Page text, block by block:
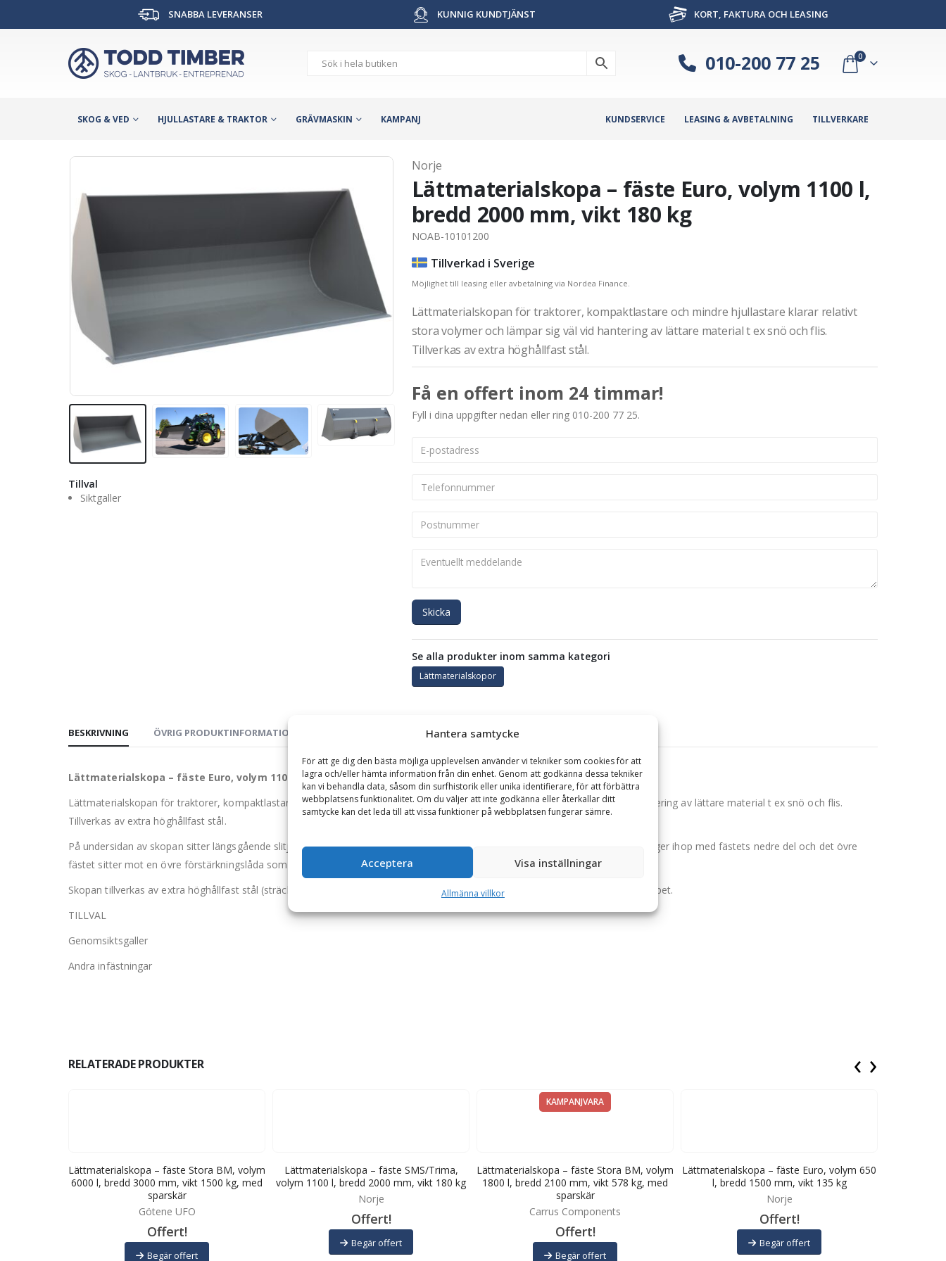
Hantera samtycke
För att ge dig den bästa möjliga upplevelsen använder vi tekniker som cookies för att
lagra och/eller hämta information från din enhet. Genom att godkänna dessa tekniker
kan vi behandla data, såsom din surfhistorik eller unika identifierare, för att förbättra
webbplatsens funktionalitet. Om du väljer att inte godkänna eller återkallar ditt
samtycke kan det leda till att vissa funktioner på webbplatsen fungerar sämre.
Acceptera Visa inställningar
Allmänna villkor
SNABBA LEVERANSER KUNNIG KUNDTJÄNST KORT, FAKTURA OCH LEASING
010-200 77 25 0
SKOG & VED HJULLASTARE & TRAKTOR GRÄVMASKIN KAMPANJ KUNDSERVICE LEASING & AVBETALNING TILLVERKARE
Tillval
Siktgaller
Norje
Lättmaterialskopa – fäste Euro, volym 1100 l,
bredd 2000 mm, vikt 180 kg
NOAB-10101200
Tillverkad i Sverige
Möjlighet till leasing eller avbetalning via Nordea Finance.
Lättmaterialskopan för traktorer, kompaktlastare och mindre hjullastare klarar relativt
stora volymer och lämpar sig väl vid hantering av lättare material t ex snö och flis.
Tillverkas av extra höghållfast stål.
Få en offert inom 24 timmar!
Fyll i dina uppgifter nedan eller ring 010-200 77 25.
Skicka
Se alla produkter inom samma kategori
Lättmaterialskopor
BESKRIVNING ÖVRIG PRODUKTINFORMATION
Lättmaterialskopa – fäste Euro, volym 1100 l, bredd 2000 mm, vikt 180 kg
Lättmaterialskopan för traktorer, kompaktlastare och mindre hjullastare klarar relativt stora volymer och lämpar sig väl vid hantering av lättare material t ex snö och flis.
Tillverkas av extra höghållfast stål.
På undersidan av skopan sitter längsgående slitjärn, från fästet och fram till det härdade skärstålet. Slitjärnen under skopan bygger ihop med fästets nedre del och det övre
fästet sitter mot en övre förstärkningslåda som bildas av två plåtar. Allt för maximal styrka och ökad livslängd.
Skopan tillverkas av extra höghållfast stål (sträckgräns 650 N/mm2), ett starkare och tunnare stål som minskar vikten på redskapet.
TILLVAL
Genomsiktsgaller
Andra infästningar
RELATERADE PRODUKTER
Lättmaterialskopa – fäste Stora BM, volym
6000 l, bredd 3000 mm, vikt 1500 kg, med
sparskär
Götene UFO
Offert!
Begär offert
Lättmaterialskopa – fäste SMS/Trima,
volym 1100 l, bredd 2000 mm, vikt 180 kg
Norje
Offert!
Begär offert
KAMPANJVARA
Lättmaterialskopa – fäste Stora BM, volym
1800 l, bredd 2100 mm, vikt 578 kg, med
sparskär
Carrus Components
Offert!
Begär offert
Lättmaterialskopa – fäste Euro, volym 650
l, bredd 1500 mm, vikt 135 kg
Norje
Offert!
Begär offert
‹ ›